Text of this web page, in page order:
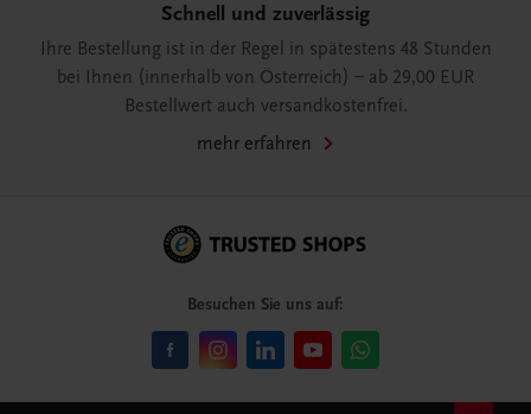
Schnell und zuverlässig
Ihre Bestellung ist in der Regel in spätestens 48 Stunden
bei Ihnen (innerhalb von Österreich) – ab 29,00 EUR
Bestellwert auch versandkostenfrei.
mehr erfahren
Besuchen Sie uns auf: